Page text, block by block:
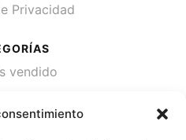
Privacidad
vendido